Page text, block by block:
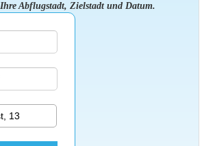
Abflugstadt, Zielstadt und Datum.
13